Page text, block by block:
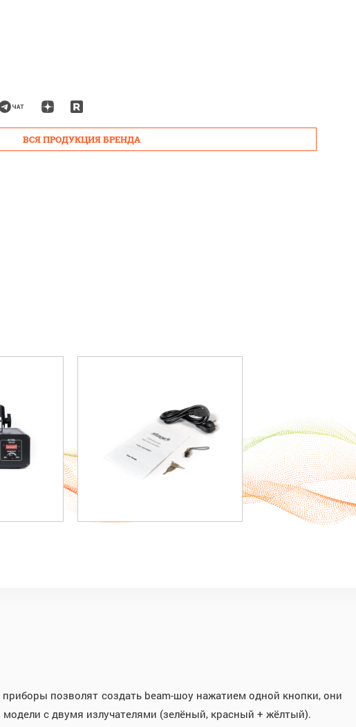
ВСЯ ПРОДУКЦИЯ БРЕНДА
позволят создать beam-шоу нажатием одной кнопки, они
с двумя излучателями (зелёный, красный + жёлтый).